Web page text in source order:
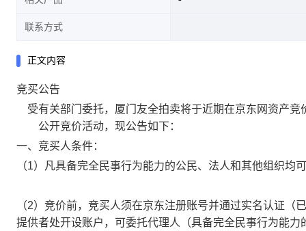
联系方式
正文内容
竞买公告
受有关部门委托，厦门友全拍卖将于近期在京东网资
公开竞价活动，现公告如下：
一、竞买人条件：
（1）凡具备完全民事行为能力的公民、法人和其他组织均
（2）竞价前，竞买人须在京东注册账号并通过实名认证
提供者处开设账户，可委托代理人（具备完全民事行为能